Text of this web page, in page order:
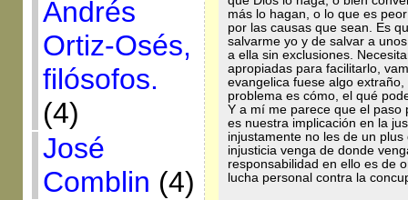
Andrés
Ortiz-Osés,
filósofos.
(4)
José
Comblin (4)
más lo hagan, o lo que es
por las causas que sean. Es
salvarme yo y de salvar a
a ella sin exclusiones.
apropiadas para facilitarlo,
evangelica fuese algo
problema es cómo, el qué
Y a mí me parece que el paso
es nuestra implicación en la
injustamente no les de un
injusticia venga de donde
responsabilidad en ello es de
lucha personal contra la